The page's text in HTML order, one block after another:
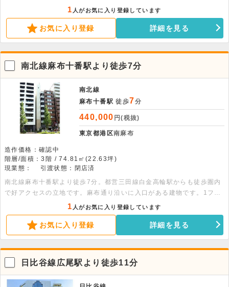
借店舗です。屋上、建物側面看板の使用については要相談となりま
す。 面積：各約14坪
1 人がお気に入り登録しています
お気に入り登録 詳細を見る
南北線麻布十番駅より徒歩7分
南北線
麻布十番駅 徒歩7分
440,000 円(税抜)
東京都港区南麻布
造作価格：確認中
階層/面積：3階 / 74.81㎡(22.63坪)
現業態：
引渡状態：閉店済
南北線麻布十番駅より徒歩7分。都営三田線白金高輪駅からも徒歩圏内
で好アクセスの立地です。麻布通り沿いに入口がある建物です。1フロ
ア1テナントの賃貸事務所・店舗です。業種などご相談ください。
1 人がお気に入り登録しています
お気に入り登録 詳細を見る
日比谷線広尾駅より徒歩11分